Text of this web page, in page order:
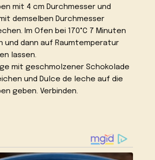
mit 4 cm Durchmesser und
demselben Durchmesser
Im Ofen bei 170°C 7 Minuten
und dann auf Raumtemperatur
lassen.
mit geschmolzener Schokolade
und Dulce de leche auf die
geben. Verbinden.